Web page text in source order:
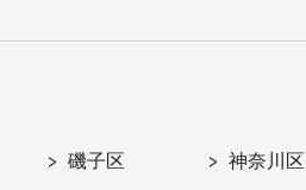
磯子区 神奈川区